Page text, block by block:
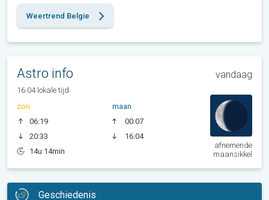
Weertrend Belgie
Astro info vandaag
16:04 lokale tijd
zon
06:19
20:33
14u 14min
maan
00:07
16:04
afnemende
maansikkel
Geschiedenis